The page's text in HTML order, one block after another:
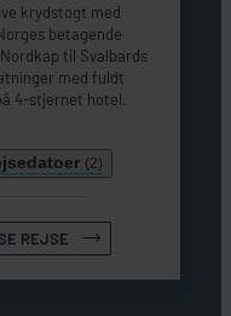
krydstogt med
betagende
til Svalbards
med fuldt
4-stjernet hotel.
(2)
SE REJSE